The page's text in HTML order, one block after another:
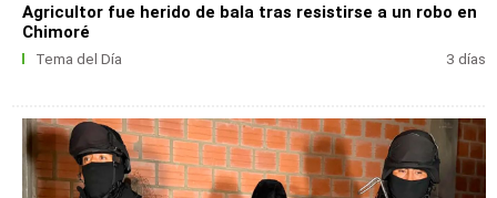
Agricultor fue herido de bala tras resistirse a un robo en
Chimoré
Tema del Día 3 días